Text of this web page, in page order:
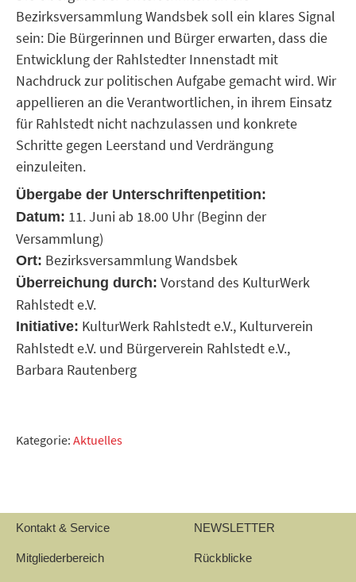
Bezirksversammlung Wandsbek soll ein klares Signal
sein: Die Bürgerinnen und Bürger erwarten, dass die
Entwicklung der Rahlstedter Innenstadt mit
Nachdruck zur politischen Aufgabe gemacht wird. Wir
appellieren an die Verantwortlichen, in ihrem Einsatz
für Rahlstedt nicht nachzulassen und konkrete
Schritte gegen Leerstand und Verdrängung
einzuleiten.
Übergabe der Unterschriftenpetition:
Datum: 11. Juni ab 18.00 Uhr (Beginn der
Versammlung)
Ort: Bezirksversammlung Wandsbek
Überreichung durch: Vorstand des KulturWerk
Rahlstedt e.V.
Initiative: KulturWerk Rahlstedt e.V., Kulturverein
Rahlstedt e.V. und Bürgerverein Rahlstedt e.V.,
Barbara Rautenberg
Kategorie: Aktuelles
Kontakt & Service NEWSLETTER
Mitgliederbereich Rückblicke